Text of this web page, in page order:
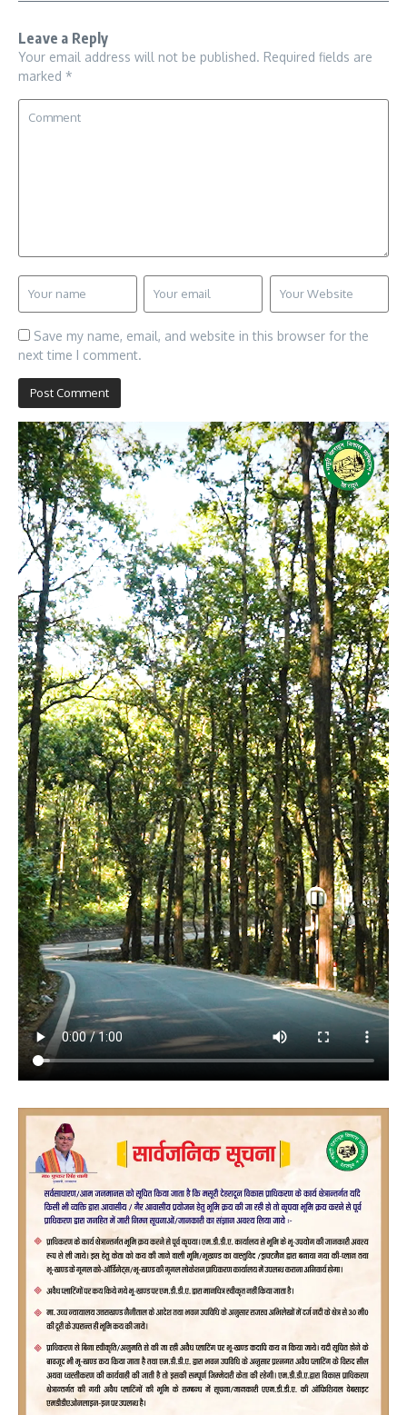
Leave a Reply
Your email address will not be published. Required fields are
marked *
Save my name, email, and website in this browser for the
next time I comment.